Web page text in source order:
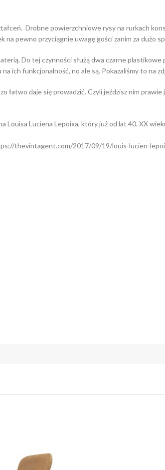
Drobne powierzchniowe rysy na rurkach
na pewno przyciągnie uwagę gości zanim za dużo
Do tej czynności służą dwa czarne
ich funkcjonalność, no ale są. Pokazaliśmy to na
łatwo daje się prowadzić. Czyli jeździsz nim
Luciena Lepoixa, który już od lat 40. XX
thevintagent.com/2017/09/19/louis-lucien-